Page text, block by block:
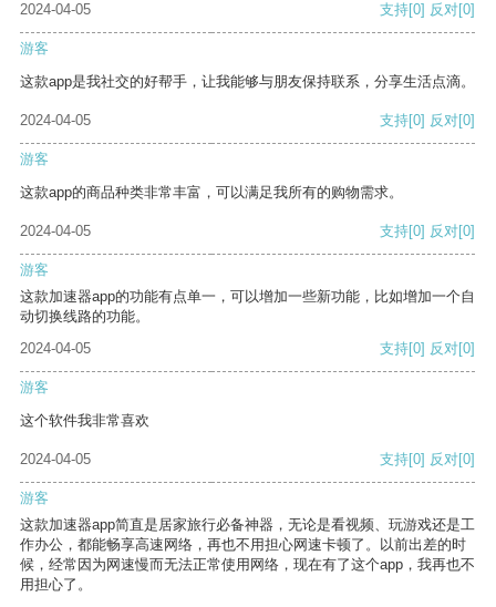
2024-04-05
支持[0] 反对[0]
游客
这款app是我社交的好帮手，让我能够与朋友保持联系，分享生活点滴。
2024-04-05 支持[0] 反对[0]
游客
这款app的商品种类非常丰富，可以满足我所有的购物需求。
2024-04-05 支持[0] 反对[0]
游客
这款加速器app的功能有点单一，可以增加一些新功能，比如增加一个自
动切换线路的功能。
2024-04-05
支持[0] 反对[0]
游客
这个软件我非常喜欢
2024-04-05 支持[0] 反对[0]
游客
这款加速器app简直是居家旅行必备神器，无论是看视频、玩游戏还是工
作办公，都能畅享高速网络，再也不用担心网速卡顿了。以前出差的时
候，经常因为网速慢而无法正常使用网络，现在有了这个app，我再也不
用担心了。